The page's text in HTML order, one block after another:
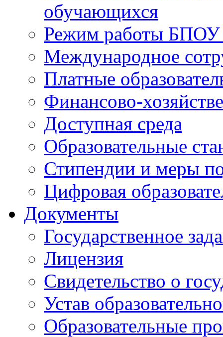
обучающихся
Режим работы
Международное
Платные
Финансово-
Доступная среда
Образовательные
Стипендии и меры
Цифровая
Документы
Государственное
Лицензия
Свидетельство о
Устав
Образовательные